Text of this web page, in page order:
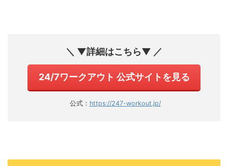
＼ ▼詳細はこちら▼ ／
24/7ワークアウト 公式サイトを見る
公式： https://247-workout.jp/